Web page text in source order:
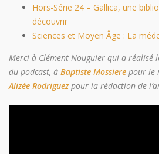
Hors-Série 24 – Gallica, une
découvrir
Sciences et Moyen Âge : La
Merci à Clément Nouguier qui a réalisé
du podcast, à Baptiste Mossiere pour le
Alizée Rodriguezpour la rédaction de